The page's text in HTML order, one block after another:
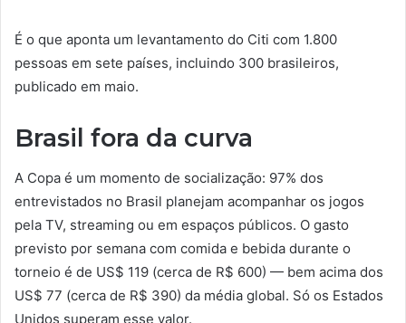
É o que aponta um levantamento do Citi com 1.800
pessoas em sete países, incluindo 300 brasileiros,
publicado em maio.
Brasil fora da curva
A Copa é um momento de socialização: 97% dos
entrevistados no Brasil planejam acompanhar os jogos
pela TV, streaming ou em espaços públicos. O gasto
previsto por semana com comida e bebida durante o
torneio é de US$ 119 (cerca de R$ 600) — bem acima dos
US$ 77 (cerca de R$ 390) da média global. Só os Estados
Unidos superam esse valor.